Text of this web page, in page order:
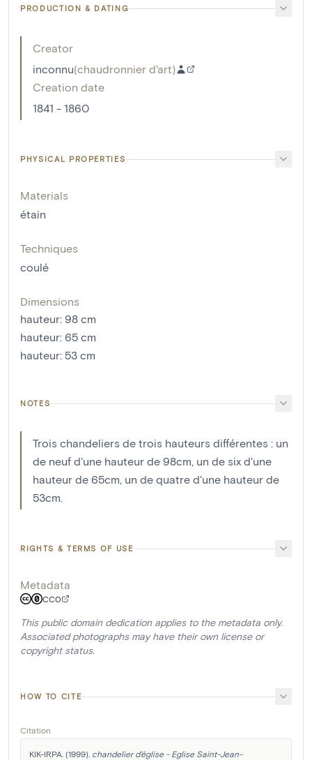
PRODUCTION & DATING
Creator
inconnu(chaudronnier d'art)
Creation date
1841 - 1860
PHYSICAL PROPERTIES
Materials
étain
Techniques
coulé
Dimensions
hauteur: 98 cm
hauteur: 65 cm
hauteur: 53 cm
NOTES
Trois chandeliers de trois hauteurs différentes : un
de neuf d'une hauteur de 98cm, un de six d'une
hauteur de 65cm, un de quatre d'une hauteur de
53cm.
RIGHTS & TERMS OF USE
Metadata
CC0
This public domain dedication applies to the metadata only.
Associated photographs may have their own license or
copyright status.
HOW TO CITE
Citation
KIK-IRPA. (1999). chandelier d'église - Eglise Saint-Jean-